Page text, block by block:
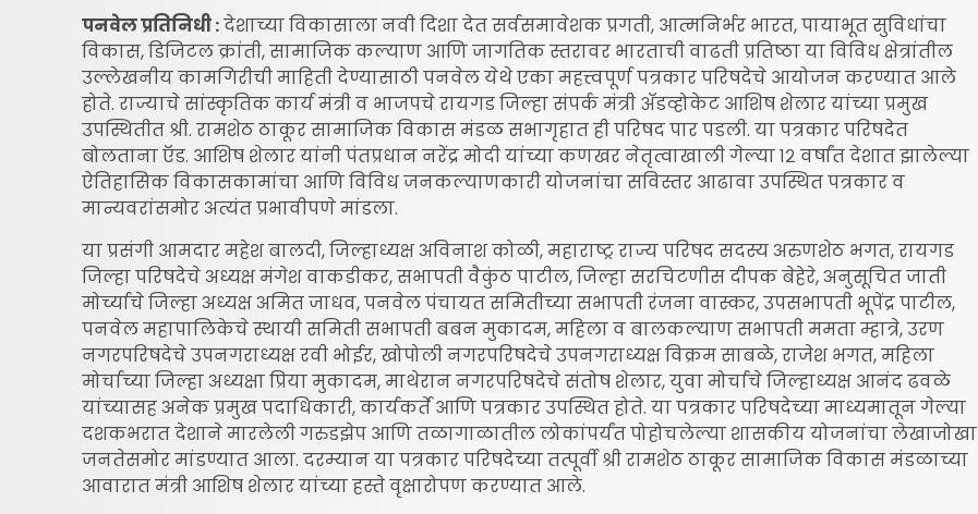
पनवेल प्रतिनिधी :देशाच्या विकासाला नवी दिशा देत सर्वसमावेशक प्रगती, आत्मनिर्भर भारत, पायाभूत सुविधांचा
विकास, डिजिटल क्रांती, सामाजिक कल्याण आणि जागतिक स्तरावर भारताची वाढती प्रतिष्ठा या विविध क्षेत्रांतील
उल्लेखनीय कामगिरीची माहिती देण्यासाठी पनवेल येथे एका महत्त्वपूर्ण पत्रकार परिषदेचे आयोजन करण्यात आले
होते. राज्याचे सांस्कृतिक कार्य मंत्री व भाजपचे रायगड जिल्हा संपर्क मंत्री ॲडव्होकेट आशिष शेलार यांच्या प्रमुख
उपस्थितीत श्री. रामशेठ ठाकूर सामाजिक विकास मंडळ सभागृहात ही परिषद पार पडली. या पत्रकार परिषदेत
बोलताना ऍड. आशिष शेलार यांनी पंतप्रधान नरेंद्र मोदी यांच्या कणखर नेतृत्वाखाली गेल्या १२ वर्षांत देशात झालेल्या
ऐतिहासिक विकासकामांचा आणि विविध जनकल्याणकारी योजनांचा सविस्तर आढावा उपस्थित पत्रकार व
मान्यवरांसमोर अत्यंत प्रभावीपणे मांडला.
या प्रसंगी आमदार महेश बालदी, जिल्हाध्यक्ष अविनाश कोळी, महाराष्ट्र राज्य परिषद सदस्य अरुणशेठ भगत, रायगड
जिल्हा परिषदेचे अध्यक्ष मंगेश वाकडीकर, सभापती वैकुंठ पाटील, जिल्हा सरचिटणीस दीपक बेहेरे, अनुसूचित जाती
मोर्च्याचे जिल्हा अध्यक्ष अमित जाधव, पनवेल पंचायत समितीच्या सभापती रंजना वास्कर, उपसभापती भूपेंद्र पाटील,
पनवेल महापालिकेचे स्थायी समिती सभापती बबन मुकादम, महिला व बालकल्याण सभापती ममता म्हात्रे, उरण
नगरपरिषदेचे उपनगराध्यक्ष रवी भोईर, खोपोली नगरपरिषदेचे उपनगराध्यक्ष विक्रम साबळे, राजेश भगत, महिला
मोर्चाच्या जिल्हा अध्यक्षा प्रिया मुकादम, माथेरान नगरपरिषदेचे संतोष शेलार, युवा मोर्चाचे जिल्हाध्यक्ष आनंद ढवळे
यांच्यासह अनेक प्रमुख पदाधिकारी, कार्यकर्ते आणि पत्रकार उपस्थित होते. या पत्रकार परिषदेच्या माध्यमातून गेल्या
दशकभरात देशाने मारलेली गरुडझेप आणि तळागाळातील लोकांपर्यंत पोहोचलेल्या शासकीय योजनांचा लेखाजोखा
जनतेसमोर मांडण्यात आला. दरम्यान या पत्रकार परिषदेच्या तत्पूर्वी श्री रामशेठ ठाकूर सामाजिक विकास मंडळाच्या
आवारात मंत्री आशिष शेलार यांच्या हस्ते वृक्षारोपण करण्यात आले.